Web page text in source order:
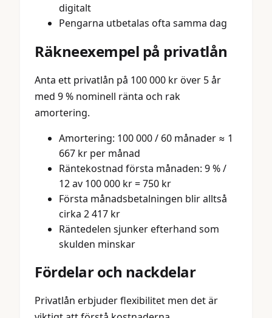
digitalt
Pengarna utbetalas ofta samma dag
Räkneexempel på privatlån
Anta ett privatlån på 100 000 kr över 5 år
med 9 % nominell ränta och rak
amortering.
Amortering: 100 000 / 60 månader ≈ 1
667 kr per månad
Räntekostnad första månaden: 9 % /
12 av 100 000 kr = 750 kr
Första månadsbetalningen blir alltså
cirka 2 417 kr
Räntedelen sjunker efterhand som
skulden minskar
Fördelar och nackdelar
Privatlån erbjuder flexibilitet men det är